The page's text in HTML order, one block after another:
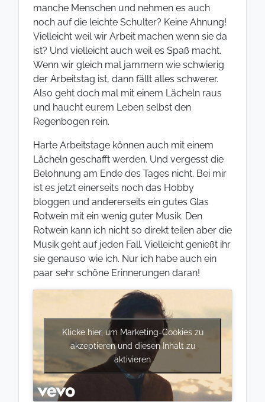
manche Menschen und nehmen es auch
noch auf die leichte Schulter? Keine Ahnung!
Vielleicht weil wir Arbeit machen wenn sie da
ist? Und vielleicht auch weil es Spaß macht.
Wenn wir gleich mal jammern wie schwierig
der Arbeitstag ist, dann fällt alles schwerer.
Also geht doch mal mit einem Lächeln raus
und haucht eurem Leben selbst den
Regenbogen rein.
Harte Arbeitstage können auch mit einem
Lächeln geschafft werden. Und vergesst die
Belohnung am Ende des Tages nicht. Bei mir
ist es jetzt einerseits noch das Hobby
bloggen und andererseits ein gutes Glas
Rotwein mit ein wenig guter Musik. Den
Rotwein kann ich nicht so direkt teilen aber die
Musik geht auf jeden Fall. Vielleicht genießt ihr
sie genauso wie ich. Nur ich habe auch ein
paar sehr schöne Erinnerungen daran!
Klicke hier, um Marketing-Cookies zu
akzeptieren und diesen Inhalt zu
aktivieren